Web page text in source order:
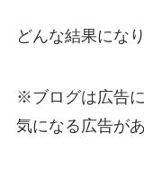
どんな結果にな
※ブログは広告
気になる広告が